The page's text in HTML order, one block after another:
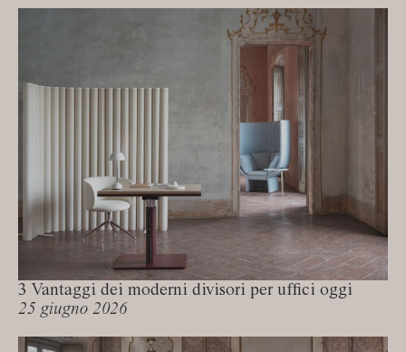
3 Vantaggi dei moderni divisori per uffici oggi
25 giugno 2026